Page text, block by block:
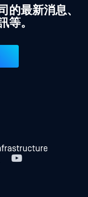
的最新消息、
等。